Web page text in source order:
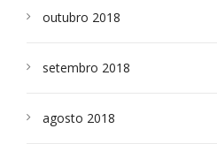
outubro 2018
setembro 2018
agosto 2018